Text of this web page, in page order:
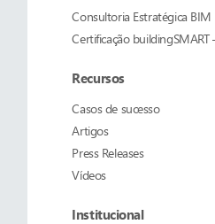
Consultoria Estratégica BIM
Certificação buildingSMART
Recursos
Casos de sucesso
Artigos
Press Releases
Vídeos
Institucional